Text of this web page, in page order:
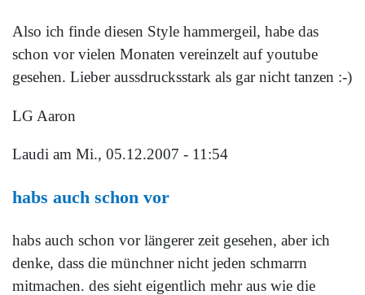
Also ich finde diesen Style hammergeil, habe das
schon vor vielen Monaten vereinzelt auf youtube
gesehen. Lieber aussdrucksstark als gar nicht tanzen :-)
LG Aaron
Laudi am Mi., 05.12.2007 - 11:54
habs auch schon vor
habs auch schon vor längerer zeit gesehen, aber ich
denke, dass die münchner nicht jeden schmarrn
mitmachen. des sieht eigentlich mehr aus wie die